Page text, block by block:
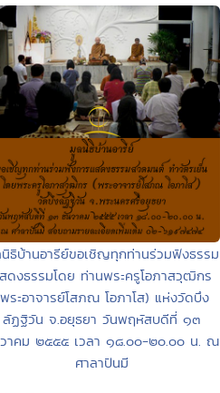
ธิบ้านอารีย์ขอเชิญทุกท่านร่วมฟังธรรม
ดงธรรมโดย ท่านพระครูโอภาสวุฒิกร
ระอาจารย์โสภณ โอภาโส) แห่งวัดบึง
ลัฏฐิวัน จ.อยุธยา วันพฤหัสบดีที่ ๑๓
าคม ๒๕๕๕ เวลา ๑๘.๐๐-๒๐.๐๐ น. ณ
ศาลาปันมี